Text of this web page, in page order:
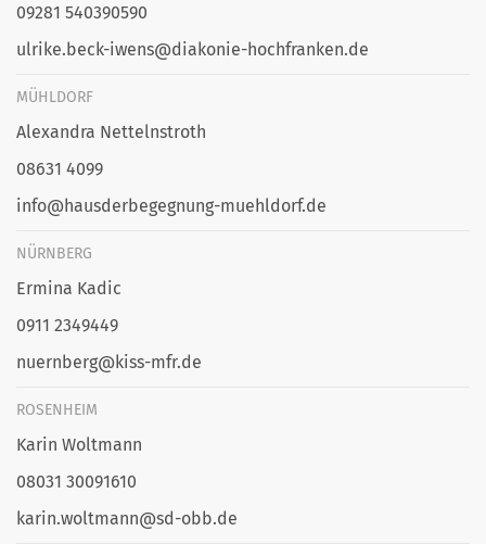
09281 540390590
ulrike.beck-iwens@diakonie-hochfranken.de
MÜHLDORF
Alexandra Nettelnstroth
08631 4099
info@hausderbegegnung-muehldorf.de
NÜRNBERG
Ermina Kadic
0911 2349449
nuernberg@kiss-mfr.de
ROSENHEIM
Karin Woltmann
08031 30091610
karin.woltmann@sd-obb.de